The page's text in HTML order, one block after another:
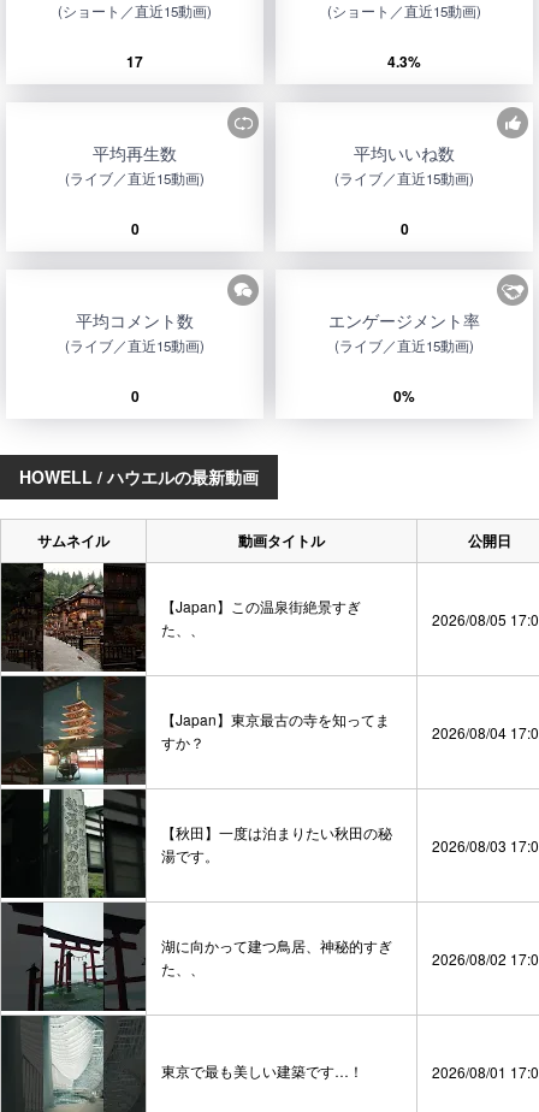
(ショート／直近15動画)
17
(ショート／直近15動画)
4.3%
平均再生数
(ライブ／直近15動画)
0
平均いいね数
(ライブ／直近15動画)
0
平均コメント数
(ライブ／直近15動画)
0
エンゲージメント率
(ライブ／直近15動画)
0%
HOWELL / ハウエルの最新動画
サムネイル 動画タイトル 公開日
【Japan】この温泉街絶景すぎ
た、、
2026/08/05
【Japan】東京最古の寺を知ってま
すか？
2026/08/04
【秋田】一度は泊まりたい秋田の秘
湯です。
2026/08/03
湖に向かって建つ鳥居、神秘的すぎ
た、、
2026/08/02
東京で最も美しい建築です…！ 2026/08/01